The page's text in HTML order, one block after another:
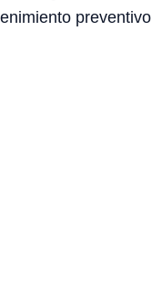
preventivo